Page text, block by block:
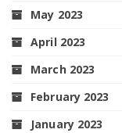
May 2023
April 2023
March 2023
February 2023
January 2023